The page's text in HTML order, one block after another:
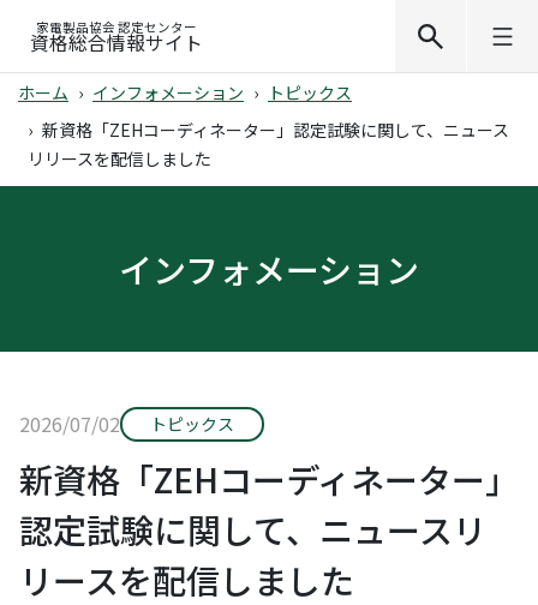
家電製品協会 認定センター
資格総合情報サイト
ホーム インフォメーション
トピックス
新資格「ZEHコーディネーター」認定試験に関して、ニュース
リリースを配信しました
インフォメーション
2026/07/02 トピックス
新資格「ZEHコーディネーター」
認定試験に関して、ニュースリ
リースを配信しました